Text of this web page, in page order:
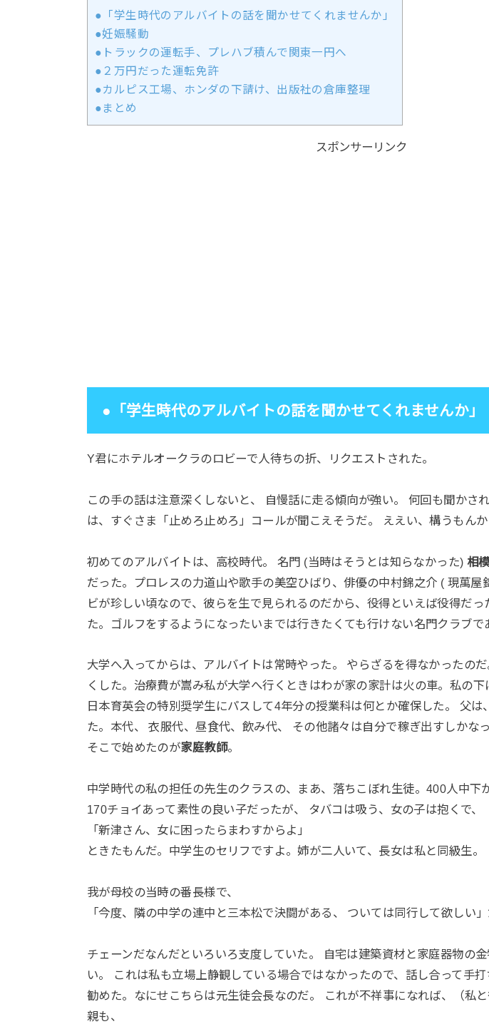
●「学生時代のアルバイトの話を聞かせてくれませんか」
●妊娠騒動
●トラックの運転手、プレハブ積んで関東一円へ
●２万円だった運転免許
●カルピス工場、ホンダの下請け、出版社の倉庫整理
●まとめ
スポンサーリンク
●「学生時代のアルバイトの話を聞かせてくれませんか」
Y君にホテルオークラのロビーで人待ちの折、リクエストされた。
この手の話は注意深くしないと、 自慢話に走る傾向が強い。 何回も聞かさ
は、すぐさま「止めろ止めろ」コールが聞こえそうだ。 ええい、構うもんか
初めてのアルバイトは、高校時代。 名門 (当時はそうとは知らなかった) 相
だった。プロレスの力道山や歌手の美空ひばり、俳優の中村錦之介 ( 現萬屋
ビが珍しい頃なので、彼らを生で見られるのだから、役得といえば役得だ
た。ゴルフをするようになったいまでは行きたくても行けない名門クラブで
大学へ入ってからは、アルバイトは常時やった。 やらざるを得なかったの
くした。治療費が嵩み私が大学へ行くときはわが家の家計は火の車。私の下
日本育英会の特別奨学生にパスして4年分の授業科は何とか確保した。 父は
た。本代、 衣服代、昼食代、飲み代、 その他諸々は自分で稼ぎ出すしかなっ
そこで始めたのが家庭教師。
中学時代の私の担任の先生のクラスの、まあ、落ちこぼれ生徒。400人中下
170チョイあって素性の良い子だったが、 タバコは吸う、女の子は抱くで、
「新津さん、女に困ったらまわすからよ」
ときたもんだ。中学生のセリフですよ。姉が二人いて、長女は私と同級生。
我が母校の当時の番長様で、
「今度、隣の中学の連中と三本松で決闘がある、 ついては同行して欲しい」
チェーンだなんだといろいろ支度していた。 自宅は建築資材と家庭器物の
い。 これは私も立場上静観している場合ではなかったので、話し合って手
勧めた。なにせこちらは元生徒会長なのだ。 これが不祥事になれば、（私
親も、